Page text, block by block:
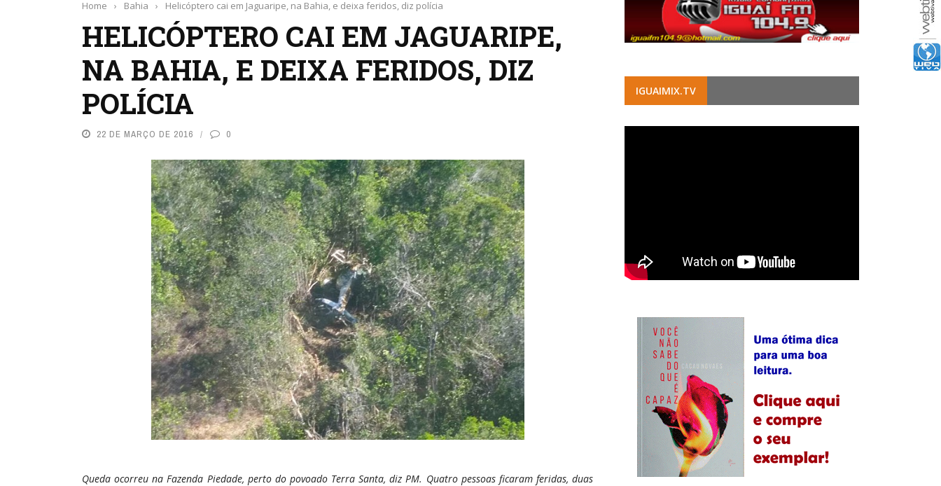
Home › Bahia › Helicóptero cai em Jaguaripe, na Bahia, e deixa feridos, diz polícia
HELICÓPTERO CAI EM JAGUARIPE,
NA BAHIA, E DEIXA FERIDOS, DIZ
POLÍCIA
22 DE MARÇO DE 2016 0
Queda ocorreu na Fazenda Piedade, perto do povoado Terra Santa, diz PM. Quatro pessoas ficaram feridas, duas
IGUAIMIX.TV